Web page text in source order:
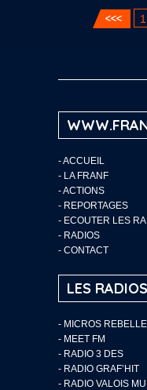
1
-ACCUEIL
- LA FRANF
-ACTIONS
- REPORTAGES
- ECOUTER LES
- RADIOS
- CONTACT
LES
- MICROS
- MEET FM
- RADIO 3 DES
- RADIO GRAF’HIT
- RADIO VALOIS